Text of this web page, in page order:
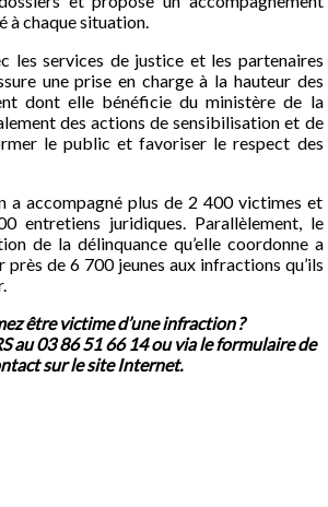
à chaque situation.
les services de justice et les partenaires
une prise en charge à la hauteur des
dont elle bénéficie du ministère de la
des actions de sensibilisation et de
le public et favoriser le respect des
a accompagné plus de 2 400 victimes et
entretiens juridiques. Parallèlement, le
de la délinquance qu’elle coordonne a
près de 6 700 jeunes aux infractions qu’ils
être victime d’une infraction ?
au 03 86 51 66 14 ou via le formulaire de
sur lesite Internet.